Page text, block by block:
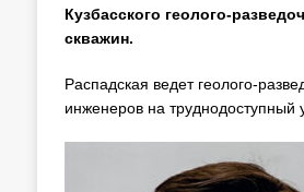
Кузбасского геолого-
скважин.
Распадская ведет геолого-
инженеров на труднодоступный